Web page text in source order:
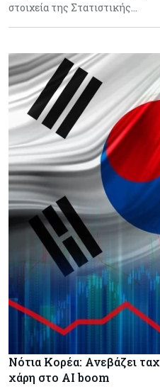
στοιχεία της Στατιστικής…
Νότια Κορέα: Ανεβάζει
χάρη στο AI boom